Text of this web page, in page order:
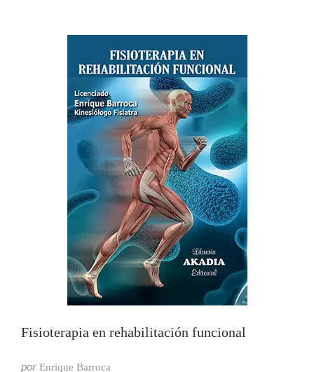
Fisioterapia en rehabilitación funcional
por Enrique Barroca